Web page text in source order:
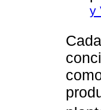
y